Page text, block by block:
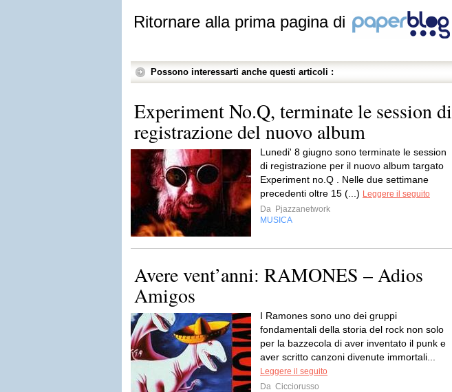
Ritornare alla prima pagina di
Possono interessarti anche questi articoli :
Experiment No.Q, terminate le session di
registrazione del nuovo album
Lunedi' 8 giugno sono terminate le session
di registrazione per il nuovo album targato
Experiment no.Q . Nelle due settimane
precedenti oltre 15 (...) Leggere il seguito
Da Pjazzanetwork
MUSICA
Avere vent’anni: RAMONES – Adios
Amigos
I Ramones sono uno dei gruppi
fondamentali della storia del rock non solo
per la bazzecola di aver inventato il punk e
aver scritto canzoni divenute immortali...
Leggere il seguito
Da Cicciorusso